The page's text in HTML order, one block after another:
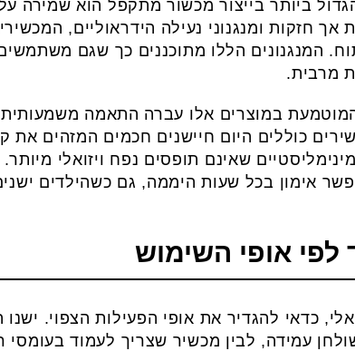
ביותר בייצור מכשור מתקפל הוא שמירה
אך חזקות ומנגנוני נעילה הידראוליים,
המנגנונים הללו מתוכננים כך שגם
מרבית.
במוצרים אלו עברה התאמה משמעותית.
כוללים היום חיישנים חכמים המזהים
שאינם תופסים נפח ויזואלי
אימון בכל שעות היממה, גם כשהילדים
לפי אופי השימוש
כדאי להגדיר את אופי הפעילות הצפוי.